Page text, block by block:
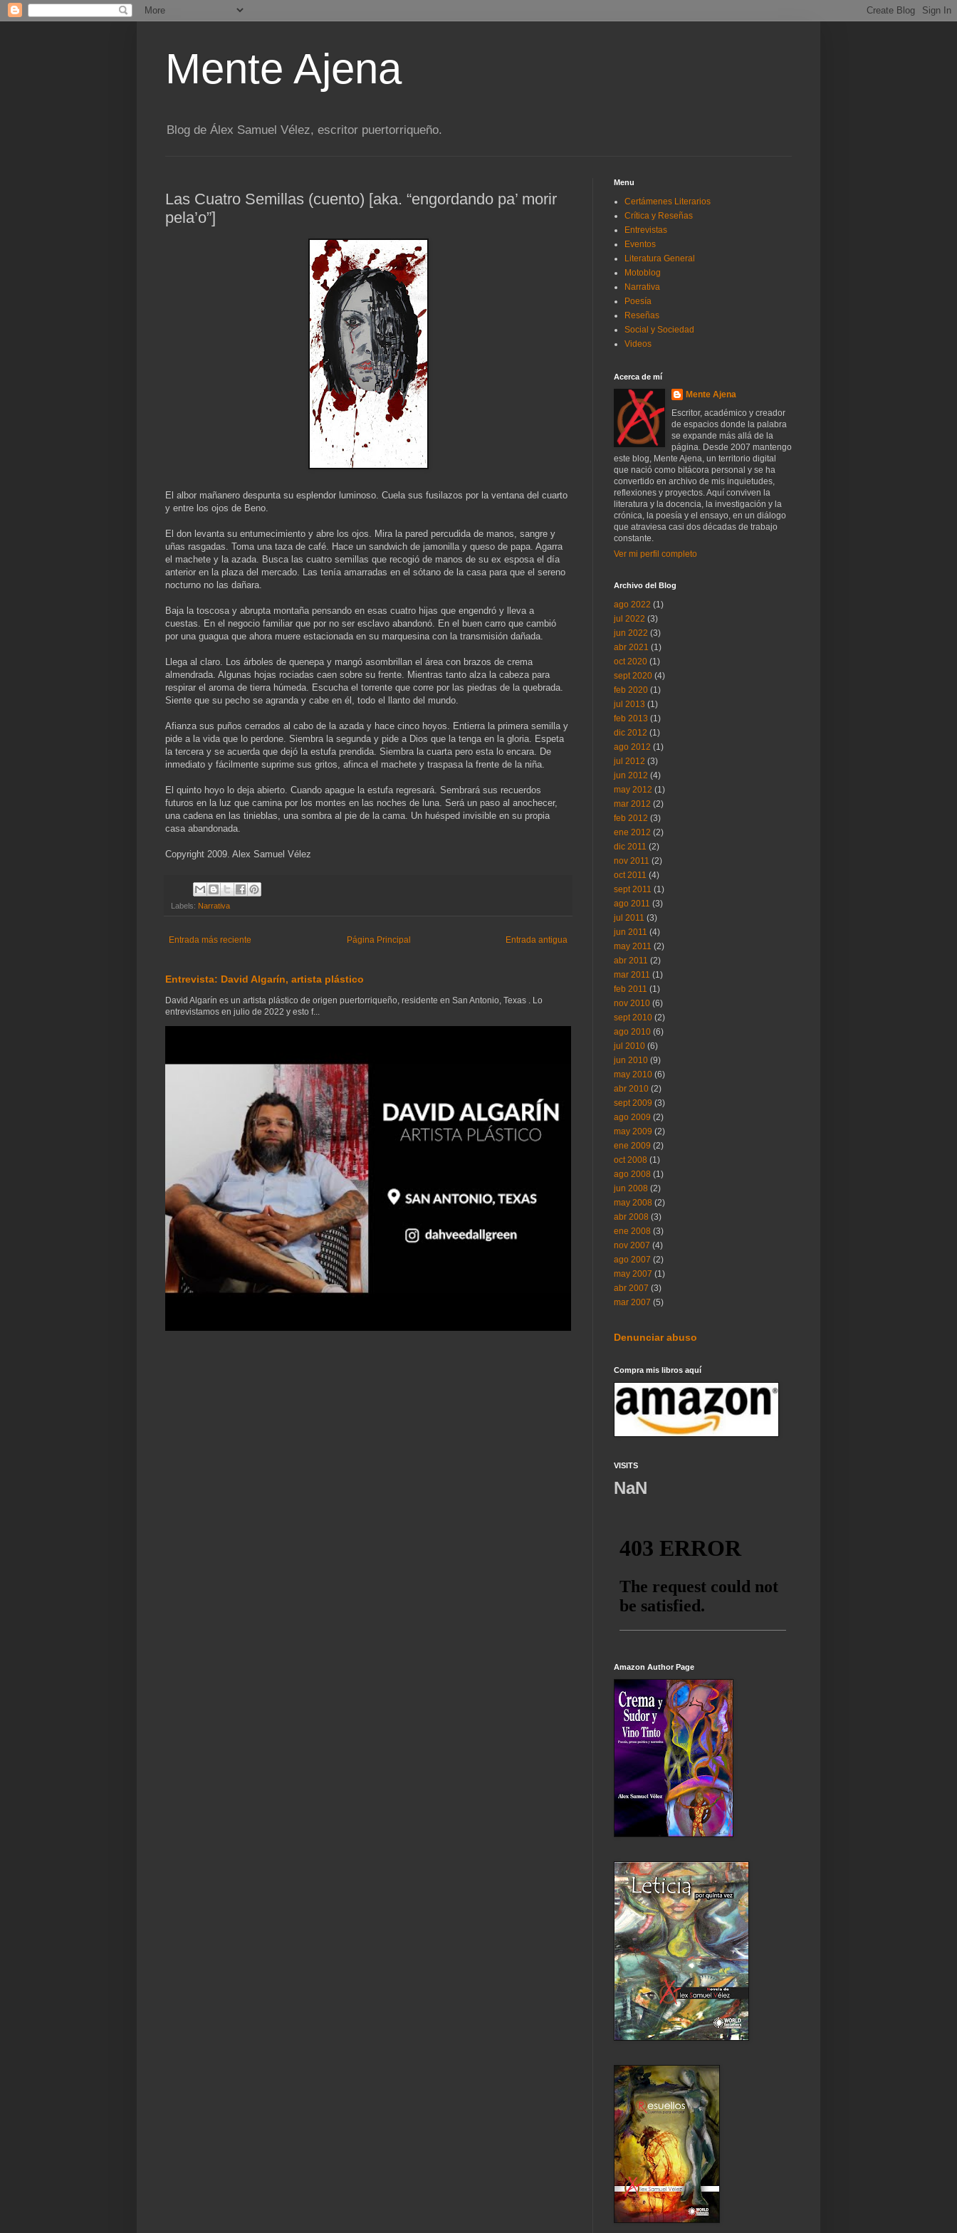
Mente Ajena
Blog de Álex Samuel Vélez, escritor puertorriqueño.
Las Cuatro Semillas (cuento) [aka. “engordando pa’ morir
pela’o”]
El albor mañanero despunta su esplendor luminoso. Cuela sus fusilazos por la ventana del cuarto
y entre los ojos de Beno.
El don levanta su entumecimiento y abre los ojos. Mira la pared percudida de manos, sangre y
uñas rasgadas. Toma una taza de café. Hace un sandwich de jamonilla y queso de papa. Agarra
el machete y la azada. Busca las cuatro semillas que recogió de manos de su ex esposa el día
anterior en la plaza del mercado. Las tenía amarradas en el sótano de la casa para que el sereno
nocturno no las dañara.
Baja la toscosa y abrupta montaña pensando en esas cuatro hijas que engendró y lleva a
cuestas. En el negocio familiar que por no ser esclavo abandonó. En el buen carro que cambió
por una guagua que ahora muere estacionada en su marquesina con la transmisión dañada.
Llega al claro. Los árboles de quenepa y mangó asombrillan el área con brazos de crema
almendrada. Algunas hojas rociadas caen sobre su frente. Mientras tanto alza la cabeza para
respirar el aroma de tierra húmeda. Escucha el torrente que corre por las piedras de la quebrada.
Siente que su pecho se agranda y cabe en él, todo el llanto del mundo.
Afianza sus puños cerrados al cabo de la azada y hace cinco hoyos. Entierra la primera semilla y
pide a la vida que lo perdone. Siembra la segunda y pide a Dios que la tenga en la gloria. Espeta
la tercera y se acuerda que dejó la estufa prendida. Siembra la cuarta pero esta lo encara. De
inmediato y fácilmente suprime sus gritos, afinca el machete y traspasa la frente de la niña.
El quinto hoyo lo deja abierto. Cuando apague la estufa regresará. Sembrará sus recuerdos
futuros en la luz que camina por los montes en las noches de luna. Será un paso al anochecer,
una cadena en las tinieblas, una sombra al pie de la cama. Un huésped invisible en su propia
casa abandonada.
Copyright 2009. Alex Samuel Vélez
Labels: Narrativa
Entrada más reciente Entrada antigua
Página Principal
Entrevista: David Algarín, artista plástico
David Algarín es un artista plástico de origen puertorriqueño, residente en San Antonio, Texas . Lo
entrevistamos en julio de 2022 y esto f...
Menu
Certámenes Literarios
Crítica y Reseñas
Entrevistas
Eventos
Literatura General
Motoblog
Narrativa
Poesía
Reseñas
Social y Sociedad
Videos
Acerca de mí
Mente Ajena
Escritor, académico y creador
de espacios donde la palabra
se expande más allá de la
página. Desde 2007 mantengo
este blog, Mente Ajena, un territorio digital
que nació como bitácora personal y se ha
convertido en archivo de mis inquietudes,
reflexiones y proyectos. Aquí conviven la
literatura y la docencia, la investigación y la
crónica, la poesía y el ensayo, en un diálogo
que atraviesa casi dos décadas de trabajo
constante.
Ver mi perfil completo
Archivo del Blog
ago 2022 (1)
jul 2022 (3)
jun 2022 (3)
abr 2021 (1)
oct 2020 (1)
sept 2020 (4)
feb 2020 (1)
jul 2013 (1)
feb 2013 (1)
dic 2012 (1)
ago 2012 (1)
jul 2012 (3)
jun 2012 (4)
may 2012 (1)
mar 2012 (2)
feb 2012 (3)
ene 2012 (2)
dic 2011 (2)
nov 2011 (2)
oct 2011 (4)
sept 2011 (1)
ago 2011 (3)
jul 2011 (3)
jun 2011 (4)
may 2011 (2)
abr 2011 (2)
mar 2011 (1)
feb 2011 (1)
nov 2010 (6)
sept 2010 (2)
ago 2010 (6)
jul 2010 (6)
jun 2010 (9)
may 2010 (6)
abr 2010 (2)
sept 2009 (3)
ago 2009 (2)
may 2009 (2)
ene 2009 (2)
oct 2008 (1)
ago 2008 (1)
jun 2008 (2)
may 2008 (2)
abr 2008 (3)
ene 2008 (3)
nov 2007 (4)
ago 2007 (2)
may 2007 (1)
abr 2007 (3)
mar 2007 (5)
Denunciar abuso
Compra mis libros aquí
VISITS
NaN
Amazon Author Page